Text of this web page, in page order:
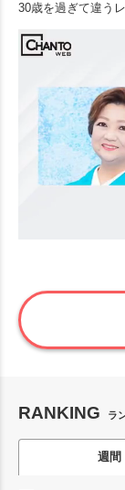
30歳を過ぎて違う
RANKING ラ
週間